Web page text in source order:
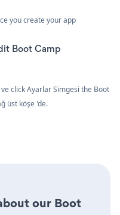
you create your app
Boot Camp
click Ayarlar Simgesi the Boot
üst köşe 'de.
our Boot